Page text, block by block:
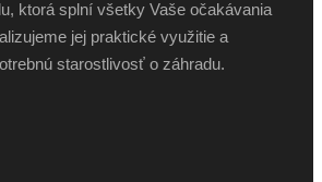
ktorá splní všetky Vaše očakávania
jej praktické využitie a
starostlivosť o záhradu.